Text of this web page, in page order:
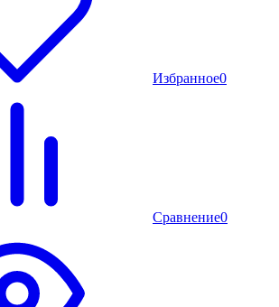
Избранное0
Сравнение0